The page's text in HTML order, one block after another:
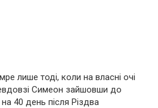
лише тоді, коли на власні очі
Симеон зайшовши до
40 день після Різдва